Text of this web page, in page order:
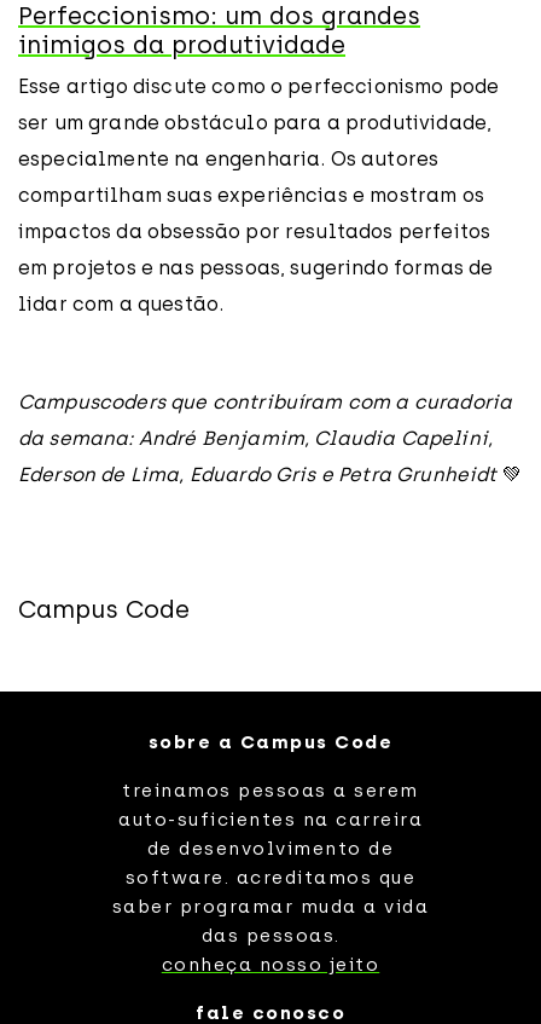
Perfeccionismo: um dos grandes
inimigos da produtividade
Esse artigo discute como o perfeccionismo pode
ser um grande obstáculo para a produtividade,
especialmente na engenharia. Os autores
compartilham suas experiências e mostram os
impactos da obsessão por resultados perfeitos
em projetos e nas pessoas, sugerindo formas de
lidar com a questão.
Campuscoders que contribuíram com a curadoria
da semana: André Benjamim, Claudia Capelini,
Ederson de Lima, Eduardo Gris e Petra Grunheidt💚
Campus Code
sobre a Campus Code
treinamos pessoas a serem
auto-suficientes na carreira
de desenvolvimento de
software. acreditamos que
saber programar muda a vida
das pessoas.
conheça nosso jeito
fale conosco